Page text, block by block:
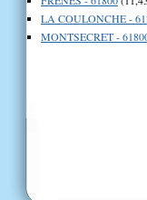
LA COULONCHE -
MONTSECRET -